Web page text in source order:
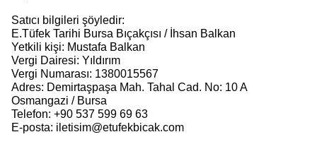
Satıcı bilgileri şöyledir:
E.Tüfek Tarihi Bursa Bıçakçısı / İhsan Balkan
Yetkili kişi: Mustafa Balkan
Vergi Dairesi: Yıldırım
Vergi Numarası: 1380015567
Adres: Demirtaşpaşa Mah. Tahal Cad. No: 10 A
Osmangazi / Bursa
Telefon: +90 537 599 69 63
E-posta: iletisim@etufekbicak.com